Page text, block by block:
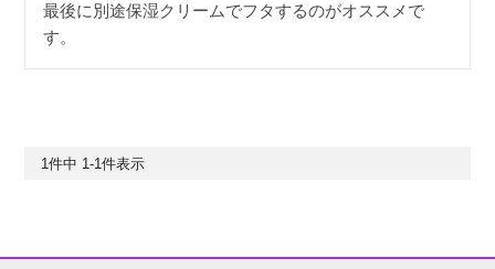
最後に別途保湿クリームでフタするのがオススメで
す。
1件中 1-1件表示